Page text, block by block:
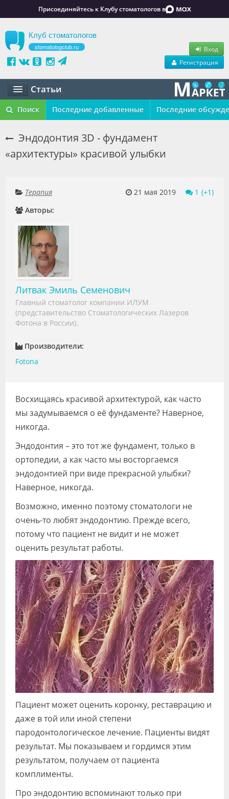
Присоединяйтесь к Клубу стоматологов в
Клуб стоматологов
stomatologclub.ru
Вход
Регистрация
Статьи
Статьи
Обучение
Резюме
Объявления
Видео
Форум
Клиники
Специалисты
Галерея
Блоги
Поиск Последние добавленные Последние
Эндодонтия 3D - фундамент
«архитектуры» красивой улыбки
Терапия 21 мая 2019
1
Авторы:
Литвак Эмиль Семенович
Главный стоматолог компании ИЛУМ
(представительство Стоматологических Лазеров
Фотона в России).
Производители:
Fotona
Восхищаясь красивой архитектурой, как часто
мы задумываемся о её фундаменте? Наверное,
никогда.
Эндодонтия – это тот же фундамент, только в
ортопедии, а как часто мы восторгаемся
эндодонтией при виде прекрасной улыбки?
Наверное, никогда.
Возможно, именно поэтому стоматологи не
очень-то любят эндодонтию. Прежде всего,
потому что пациент не видит и не может
оценить результат работы.
Пациент может оценить коронку, реставрацию и
даже в той или иной степени
пародонтологическое лечение. Пациенты видят
результат. Мы показываем и гордимся этим
результатом, получаем от пациента
комплименты.
Про эндодонтию вспоминают только при